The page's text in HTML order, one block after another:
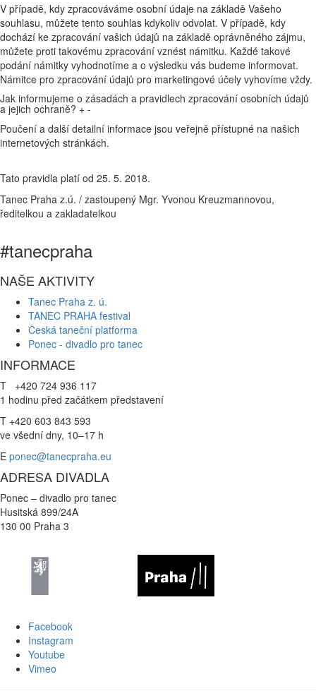
V případě, kdy zpracováváme osobní údaje na základě Vašeho
souhlasu, můžete tento souhlas kdykoliv odvolat. V případě, kdy
dochází ke zpracování vašich údajů na základě oprávněného zájmu,
můžete proti takovému zpracování vznést námitku. Každé takové
podání námitky vyhodnotíme a o výsledku vás budeme informovat.
Námitce pro zpracování údajů pro marketingové účely vyhovíme vždy.
Jak informujeme o zásadách a pravidlech zpracování osobních údajů
a jejich ochraně? + -
Poučení a další detailní informace jsou veřejně přístupné na našich
internetových stránkách.
Tato pravidla platí od 25. 5. 2018.
Tanec Praha z.ú. / zastoupený Mgr. Yvonou Kreuzmannovou,
ředitelkou a zakladatelkou
#tanecpraha
NAŠE AKTIVITY
Tanec Praha z. ú.
TANEC PRAHA festival
Česká taneční platforma
Ponec - divadlo pro tanec
INFORMACE
T +420 724 936 117
1 hodinu před začátkem představení
T +420 603 843 593
ve všední dny, 10–17 h
E ponec@tanecpraha.eu
ADRESA DIVADLA
Ponec – divadlo pro tanec
Husitská 899/24A
130 00 Praha 3
Facebook
Instagram
Youtube
Vimeo